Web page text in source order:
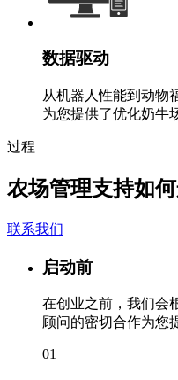
数据驱动
从机器人性能到动物
为您提供了优化奶牛
过程
农场管理支持如
联系我们
启动前
在创业之前，我们会
顾问的密切合作为您
01